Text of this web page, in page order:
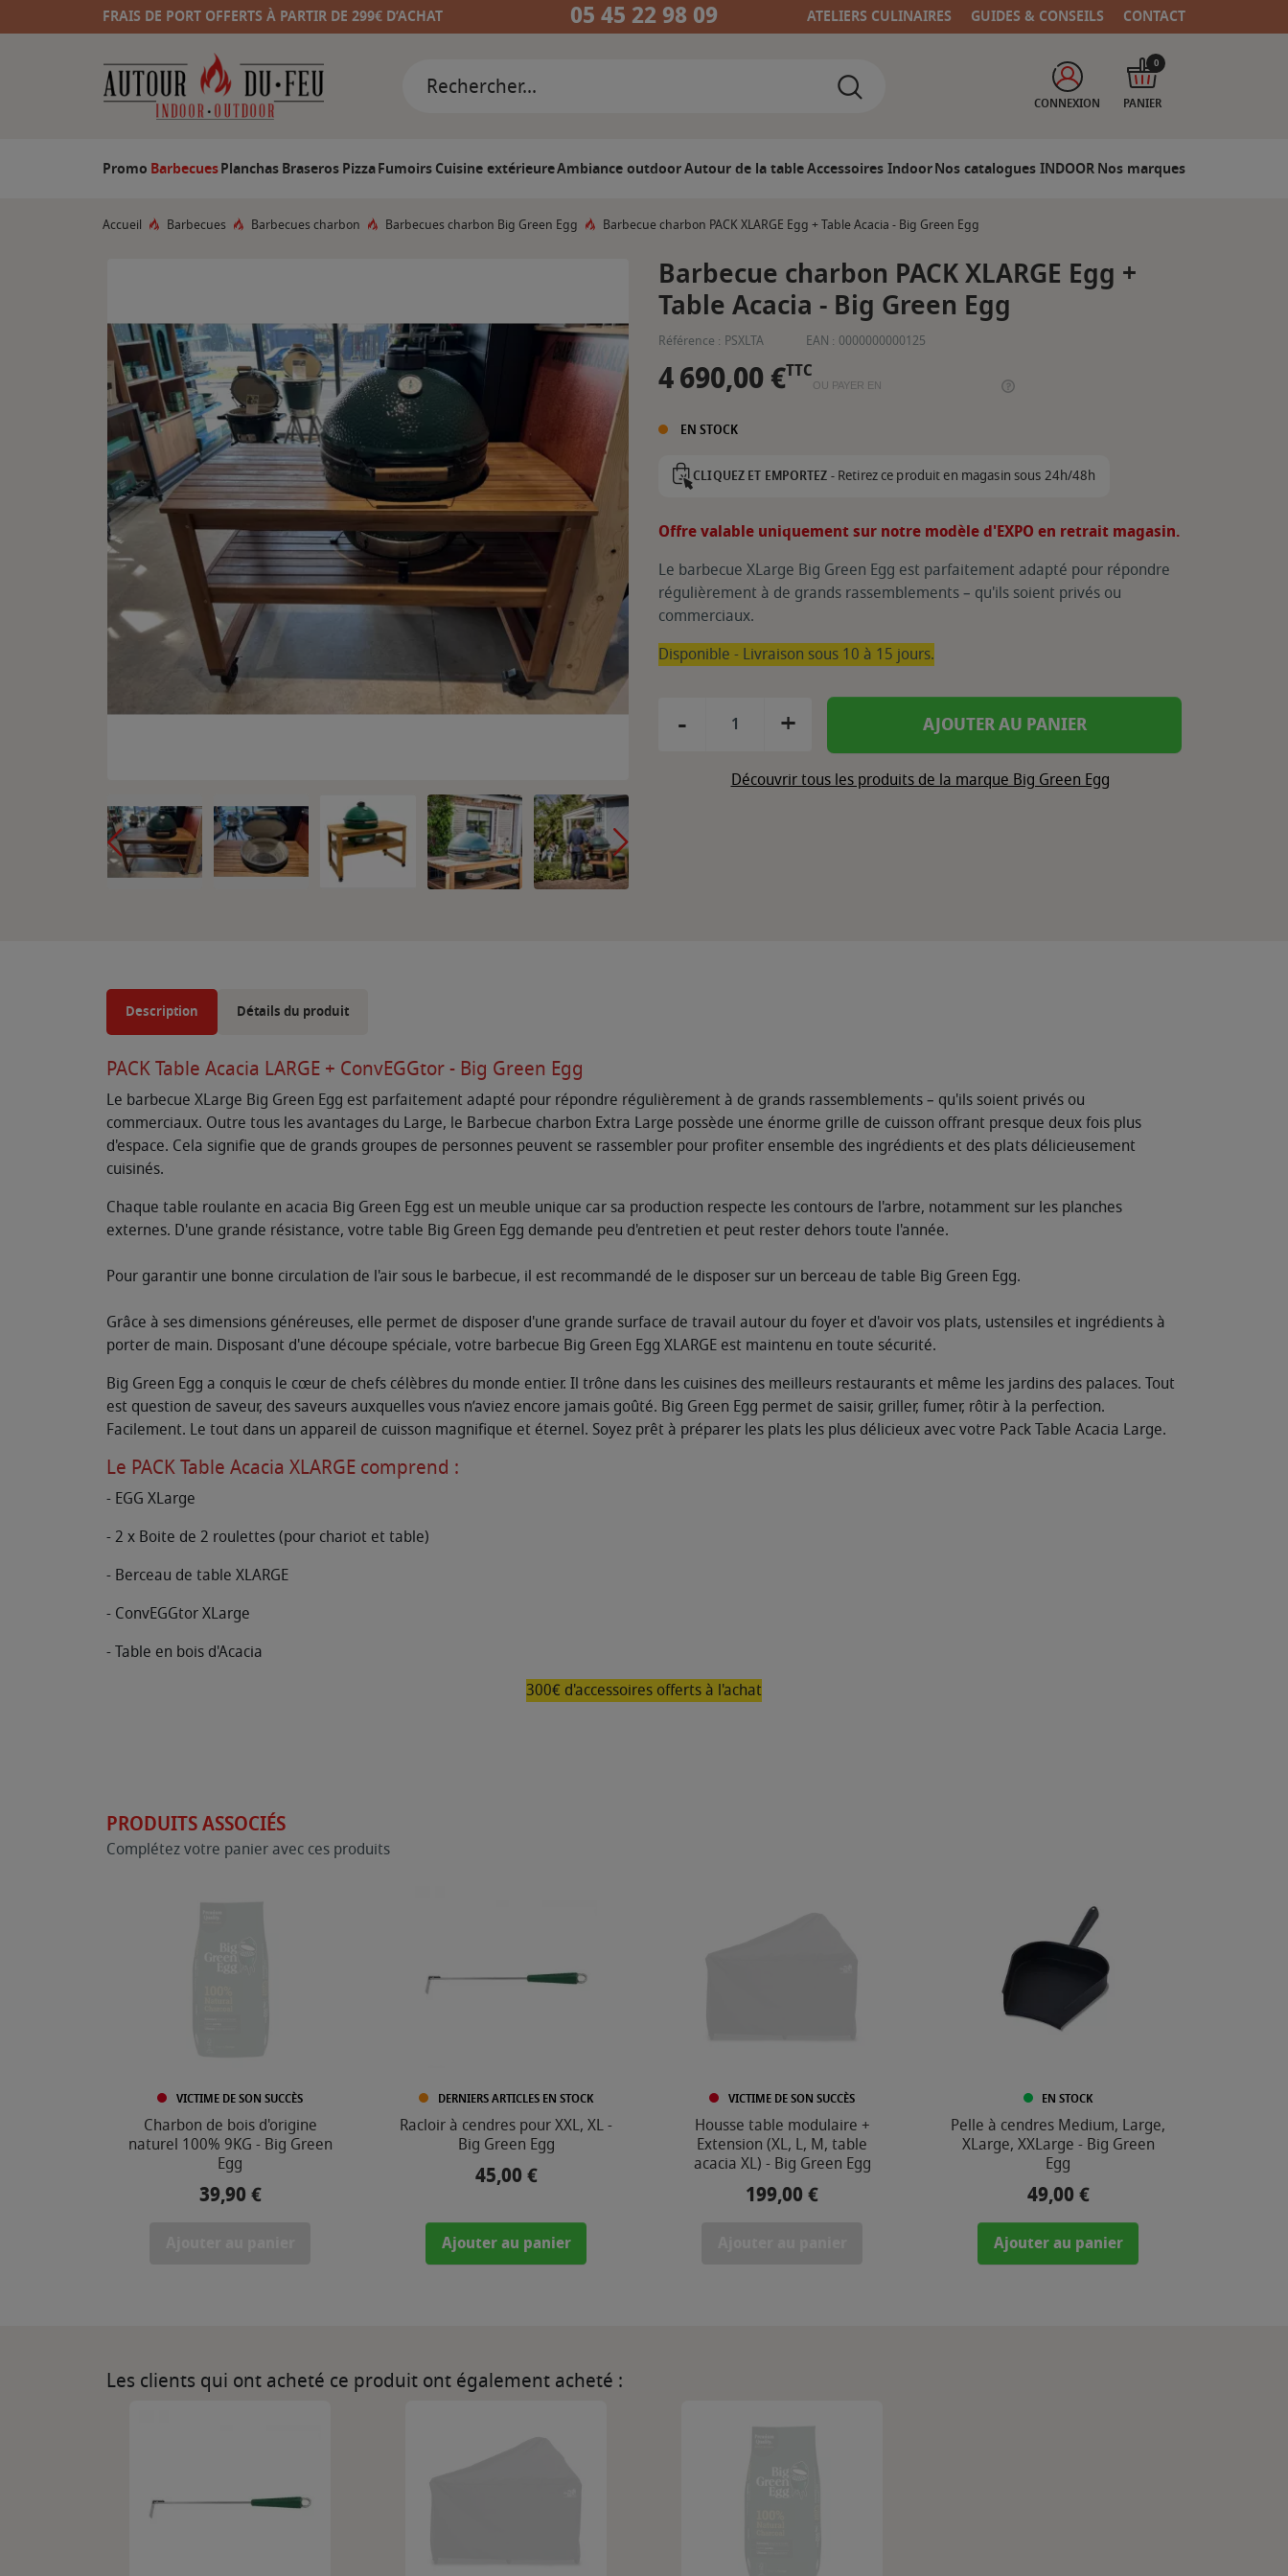
FRAIS DE PORT OFFERTS À PARTIR DE 299€ D’ACHAT 05 45 22 98 09 ATELIERS CULINAIRES GUIDES & CONSEILS CONTACT
CONNEXION PANIER
0
Promo BarbecuesPlanchasBraserosPizzaFumoirsCuisine extérieureAmbiance outdoorAutour de la tableAccessoires IndoorNos catalogues INDOORNos marques
Accueil Barbecues Barbecues charbon Barbecues charbon Big Green Egg Barbecue charbon PACK XLARGE Egg + Table Acacia - Big Green Egg
Barbecue charbon PACK XLARGE Egg +
Table Acacia - Big Green Egg
Référence : PSXLTA EAN : 0000000000125
4 690,00 €TTC
OU PAYER EN
EN STOCK
CLIQUEZ ET EMPORTEZ -Retirez ce produit en magasin sous 24h/48h
Offre valable uniquement sur notre modèle d'EXPO en retrait magasin.
Le barbecue XLarge Big Green Egg est parfaitement adapté pour répondre
régulièrement à de grands rassemblements – qu'ils soient privés ou
commerciaux.
Disponible - Livraison sous 10 à 15 jours.
- + AJOUTER AU PANIER
Découvrir tous les produits de la marque Big Green Egg
Description Détails du produit
PACK Table Acacia LARGE + ConvEGGtor - Big Green Egg
Le barbecue XLarge Big Green Egg est parfaitement adapté pour répondre régulièrement à de grands rassemblements – qu'ils soient privés ou
commerciaux. Outre tous les avantages du Large, le Barbecue charbon Extra Large possède une énorme grille de cuisson offrant presque deux fois plus
d'espace. Cela signifie que de grands groupes de personnes peuvent se rassembler pour profiter ensemble des ingrédients et des plats délicieusement
cuisinés.
Chaque table roulante en acacia Big Green Egg est un meuble unique car sa production respecte les contours de l'arbre, notamment sur les planches
externes. D'une grande résistance, votre table Big Green Egg demande peu d'entretien et peut rester dehors toute l'année.
Pour garantir une bonne circulation de l'air sous le barbecue, il est recommandé de le disposer sur un berceau de table Big Green Egg.
Grâce à ses dimensions généreuses, elle permet de disposer d'une grande surface de travail autour du foyer et d'avoir vos plats, ustensiles et ingrédients à
porter de main. Disposant d'une découpe spéciale, votre barbecue Big Green Egg XLARGE est maintenu en toute sécurité.
Big Green Egg a conquis le cœur de chefs célèbres du monde entier. Il trône dans les cuisines des meilleurs restaurants et même les jardins des palaces. Tout
est question de saveur, des saveurs auxquelles vous n’aviez encore jamais goûté. Big Green Egg permet de saisir, griller, fumer, rôtir à la perfection.
Facilement. Le tout dans un appareil de cuisson magnifique et éternel. Soyez prêt à préparer les plats les plus délicieux avec votre Pack Table Acacia Large.
Le PACK Table Acacia XLARGE comprend :
- EGG XLarge
- 2 x Boite de 2 roulettes (pour chariot et table)
- Berceau de table XLARGE
- ConvEGGtor XLarge
- Table en bois d'Acacia
300€ d'accessoires offerts à l'achat
PRODUITS ASSOCIÉS
Complétez votre panier avec ces produits
VICTIME DE SON SUCCÈS
Charbon de bois d'origine
naturel 100% 9KG - Big Green
Egg
Prix
39,90 €
DERNIERS ARTICLES EN STOCK
Racloir à cendres pour XXL, XL -
Big Green Egg
Prix
45,00 €
Ajouter au panier
VICTIME DE SON SUCCÈS
Housse table modulaire +
Extension (XL, L, M, table
acacia XL) - Big Green Egg
Prix
199,00 €
EN STOCK
Pelle à cendres Medium, Large,
XLarge, XXLarge - Big Green
Egg
Prix
49,00 €
Ajouter au panier
Les clients qui ont acheté ce produit ont également acheté :